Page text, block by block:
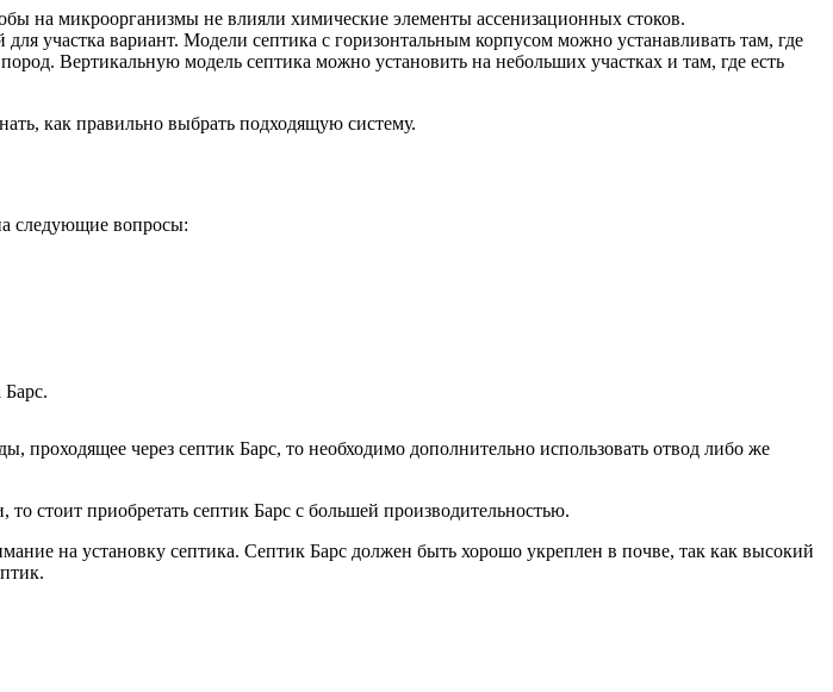
на микроорганизмы не влияли химические элементы ассенизационных стоков.
участка вариант. Модели септика с горизонтальным корпусом можно устанавливать там, где
Вертикальную модель септика можно установить на небольших участках и там, где есть
как правильно выбрать подходящую систему.
следующие вопросы:
проходящее через септик Барс, то необходимо дополнительно использовать отвод либо же
стоит приобретать септик Барс с большей производительностью.
на установку септика. Септик Барс должен быть хорошо укреплен в почве, так как высокий